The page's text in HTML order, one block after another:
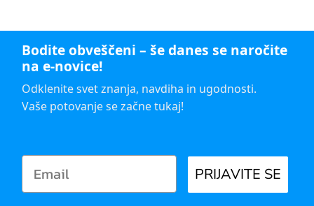
Bodite obveščeni – še danes se naročite
na e-novice!
Odklenite svet znanja, navdiha in ugodnosti.
Vaše potovanje se začne tukaj!
PRIJAVITE SE